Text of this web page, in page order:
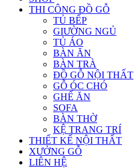
THI CÔNG ĐỒ GỖ
TỦ BẾP
GIƯỜNG NGỦ
TỦ ÁO
BÀN ĂN
BÀN TRÀ
ĐỒ GỖ NỘI THẤT
GỖ ÓC CHÓ
GHẾ ĂN
SOFA
BÀN THỜ
KỆ TRANG TRÍ
THIẾT KẾ NỘI THẤT
XƯỞNG GỖ
LIÊN HỆ